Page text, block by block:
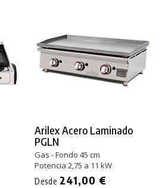
Arilex Acero Laminado
PGLN
Gas - Fondo 45 cm
Potencia 2,75 a 11 kW
Desde 241,00 €